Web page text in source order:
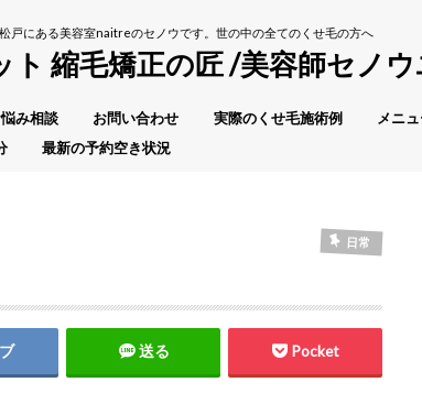
松戸にある美容室naitreのセノウです。世の中の全てのくせ毛の方へ
ト 縮毛矯正の匠 /美容師セノ
み相談 お問い合わせ 実際のくせ毛施術例
メニ
最新の予約空き状況
日常
送る Pocket